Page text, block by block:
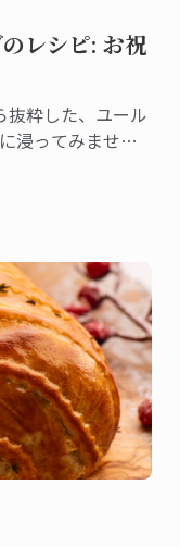
レシピ: お祝
抜粋した、ユール
浸ってみません
ルを盛り上げる